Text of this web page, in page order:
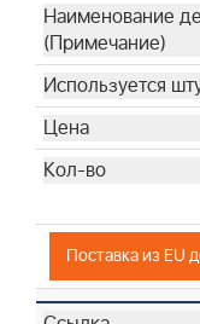
Поставка из EU